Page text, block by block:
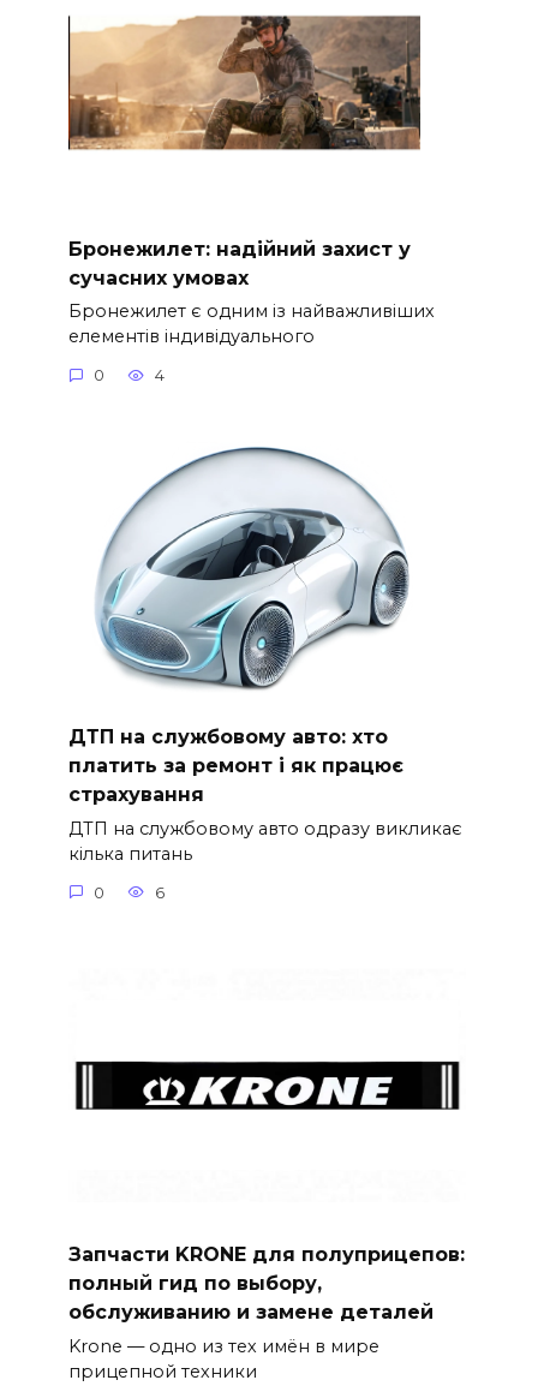
Бронежилет: надійний захист у
сучасних умовах
Бронежилет є одним із найважливіших
елементів індивідуального
0 4
ДТП на службовому авто: хто
платить за ремонт і як працює
страхування
ДТП на службовому авто одразу викликає
кілька питань
0 6
Запчасти KRONE для полуприцепов:
полный гид по выбору,
обслуживанию и замене деталей
Krone — одно из тех имён в мире
прицепной техники